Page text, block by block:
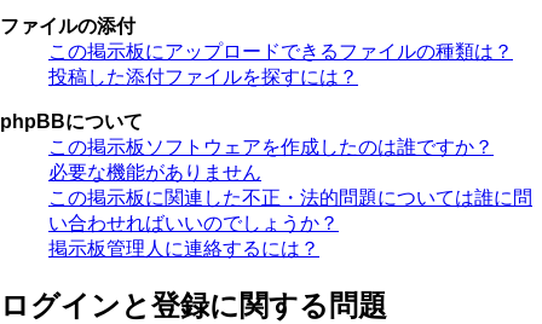
ファイルの添付
この掲示板にアップロードできるファイルの種類は？
投稿した添付ファイルを探すには？
phpBBについて
この掲示板ソフトウェアを作成したのは誰ですか？
必要な機能がありません
この掲示板に関連した不正・法的問題については誰に問
い合わせればいいのでしょうか？
掲示板管理人に連絡するには？
ログインと登録に関する問題